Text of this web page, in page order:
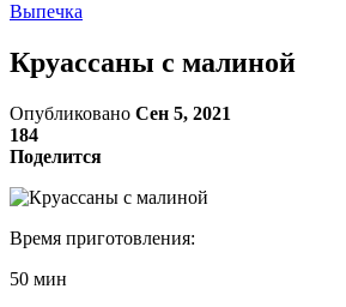
Выпечка
Круассаны с малиной
Опубликовано Сен 5, 2021
184
Поделится
Время приготовления:
50 мин